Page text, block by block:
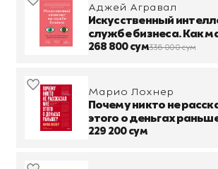
Аджей Агравал
Искусственный
службе бизнеса. Как
прогнозирование
268 800 сум336 000 сум
Марио Лохнер
Почему никто не
этого о деньгах
финансово
229 200 сум